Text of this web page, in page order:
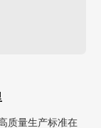
质量生产标准在